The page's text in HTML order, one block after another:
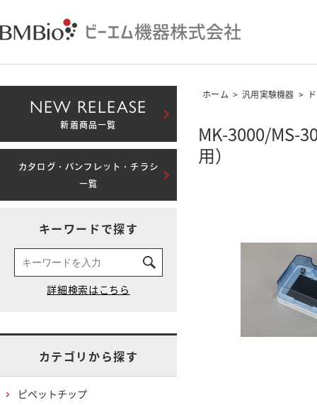
ホーム > 汎用実験機器 >
MK-3000/MS-
用）
NEW RELEASE
新着商品一覧
カタログ・パンフレット・チラシ
一覧
キーワードで探す
カテゴリから探す
ピペットチップ